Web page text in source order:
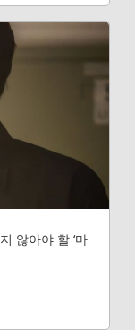
않아야 할 ‘마